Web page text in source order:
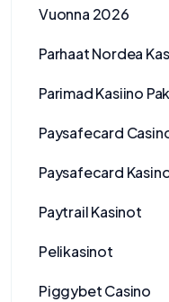
Vuonna 2026
Parhaat Nordea
Parimad Kasiino
Paysafecard
Paysafecard
Paytrail Kasinot
Pelikasinot
Piggybet Casino